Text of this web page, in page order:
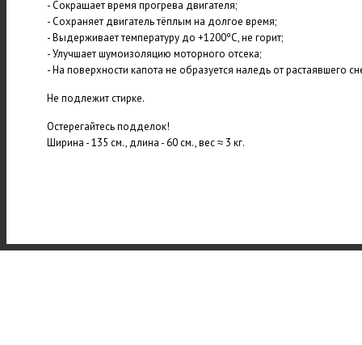
- Сокращает время прогрева двигателя;
- Сохраняет двигатель тёплым на долгое время;
- Выдерживает температуру до +1200ºС, не горит;
- Улучшает шумоизоляцию моторного отсека;
- На поверхности капота не образуется наледь от растаявшего
Не подлежит стирке.
Остерегайтесь подделок!
Ширина - 135 см., длина - 60 см., вес ≈ 3 кг.